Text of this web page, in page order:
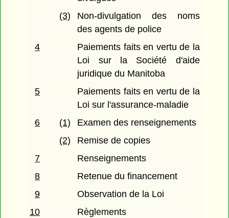
(3)
Non-divulgation des noms
des agents de police
4
Paiements faits en vertu de la
Loi sur la Société d'aide
juridique du Manitoba
5
Paiements faits en vertu de la
Loi sur l'assurance-maladie
6
(1)
Examen des renseignements
(2)
Remise de copies
7
Renseignements
8
Retenue du financement
9
Observation de la Loi
10
Règlements